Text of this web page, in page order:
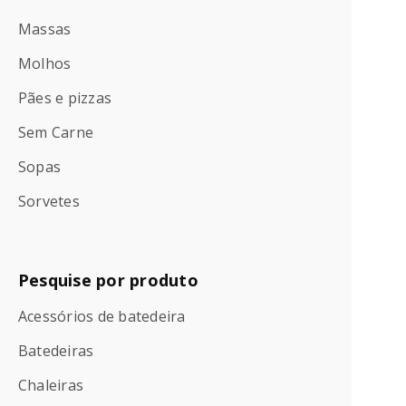
Massas
Molhos
Pães e pizzas
Sem Carne
Sopas
Sorvetes
Pesquise por produto
Acessórios de batedeira
Batedeiras
Chaleiras